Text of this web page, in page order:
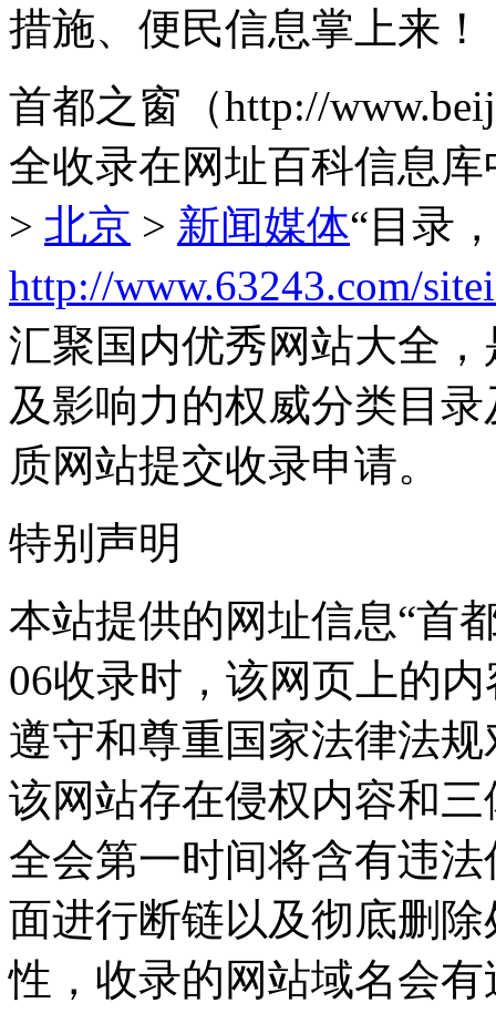
措施、便民信息掌上来！
首都之窗（http://
全收录在网址百科信息
> 北京 > 新闻媒体“目录
http://www.63243.com/
汇聚国内优秀网站大全
及影响力的权威分类目
质网站提交收录申请。
特别声明
本站提供的网址信息“首
06收录时，该网页上的
遵守和尊重国家法律法
该网站存在侵权内容和
全会第一时间将含有违
面进行断链以及彻底删
性，收录的网站域名会